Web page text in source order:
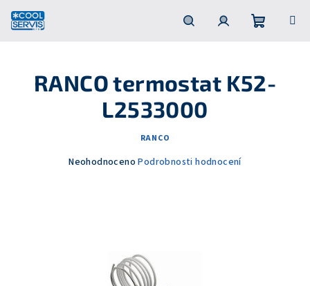
obsah
košík
RANCO termostat K52-
L2533000
RANCO
Průměrné
Neohodnoceno Podrobnosti hodnocení